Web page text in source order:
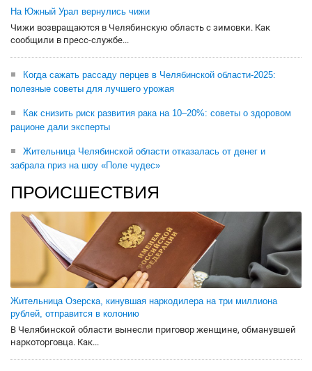
На Южный Урал вернулись чижи
Чижи возвращаются в Челябинскую область с зимовки. Как
сообщили в пресс-службе...
Когда сажать рассаду перцев в Челябинской области-2025:
полезные советы для лучшего урожая
Как снизить риск развития рака на 10–20%: советы о здоровом
рационе дали эксперты
Жительница Челябинской области отказалась от денег и
забрала приз на шоу «Поле чудес»
ПРОИСШЕСТВИЯ
Жительница Озерска, кинувшая наркодилера на три миллиона
рублей, отправится в колонию
В Челябинской области вынесли приговор женщине, обманувшей
наркоторговца. Как...